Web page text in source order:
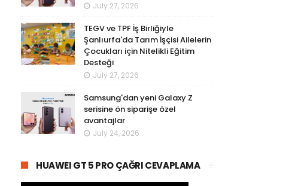
July 27, 2026
TEGV ve TPF İş Birliğiyle
Şanlıurfa'da Tarım İşçisi Ailelerin
Çocukları için Nitelikli Eğitim
Desteği
July 27, 2026
Samsung'dan yeni Galaxy Z
serisine ön siparişe özel
avantajlar
July 24, 2026
HUAWEI GT 5 PRO ÇAĞRI CEVAPLAMA